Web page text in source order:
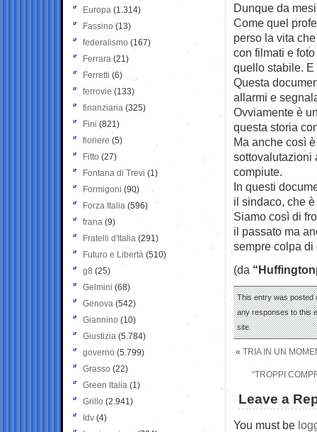
Dunque da
Come quel
perso la vita
con filmati e
quello stabile. E
Questa
allarmi e
Ovviamente è
questa storia
Ma anche così
sottovalutazioni
compiute.
In questi
il sindaco, che
Siamo così di
il passato ma
sempre colpa di
(da
This entry was posted
any responses to this
site.
« TRIA IN UN
“TROPPI
Leave a
You must be
Europa (1.314)
Fassino (13)
federalismo (167)
Ferrara (21)
Ferretti (6)
ferrovie (133)
finanziaria (325)
Fini (821)
fioriere (5)
Fitto (27)
Fontana di Trevi (1)
Formigoni (90)
Forza Italia (596)
frana (9)
Fratelli d'Italia (291)
Futuro e Libertà (510)
g8 (25)
Gelmini (68)
Genova (542)
Giannino (10)
Giustizia (5.784)
governo (5.799)
Grasso (22)
Green Italia (1)
Grillo (2.941)
Idv (4)